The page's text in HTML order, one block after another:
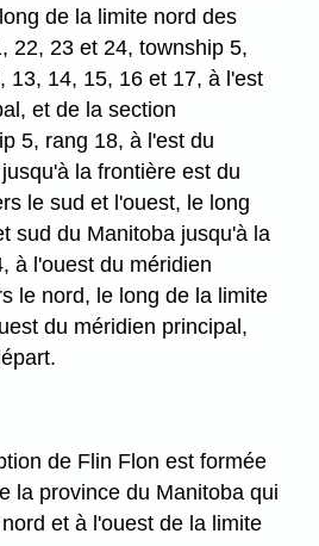
de la limite nord des
22, 23 et 24, township 5,
13, 14, 15, 16 et 17, à l'est
et de la section
5, rang 18, à l'est du
la frontière est du
le sud et l'ouest, le long
sud du Manitoba jusqu'à la
à l'ouest du méridien
le nord, le long de la limite
du méridien principal,
de Flin Flon est formée
la province du Manitoba qui
et à l'ouest de la limite